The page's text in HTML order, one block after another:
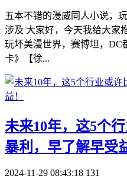
五本不错的漫威同人小说，
涉及 大家好，今天我给大家
玩坏美漫世界，赛博坦，DC
卡》【徐...
未来10年，这5个
暴利，早了解早受
2024-11-29 08:43:18 131